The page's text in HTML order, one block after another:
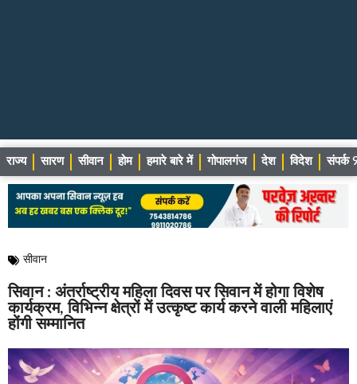
राज्य सारण सीवान होम हमारे बारे में गोपालगंज देश विदेश संपर्क
सीवान
सिवान : अंतर्राष्ट्रीय महिला दिवस पर सिवान में होगा विशेष
कार्यक्रम, विभिन्न क्षेत्रों में उत्कृष्ट कार्य करने वाली महिलाएं
होंगी सम्मानित